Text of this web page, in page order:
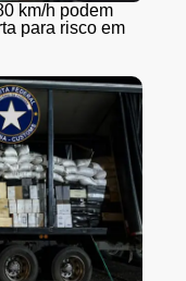
km/h podem
para risco em